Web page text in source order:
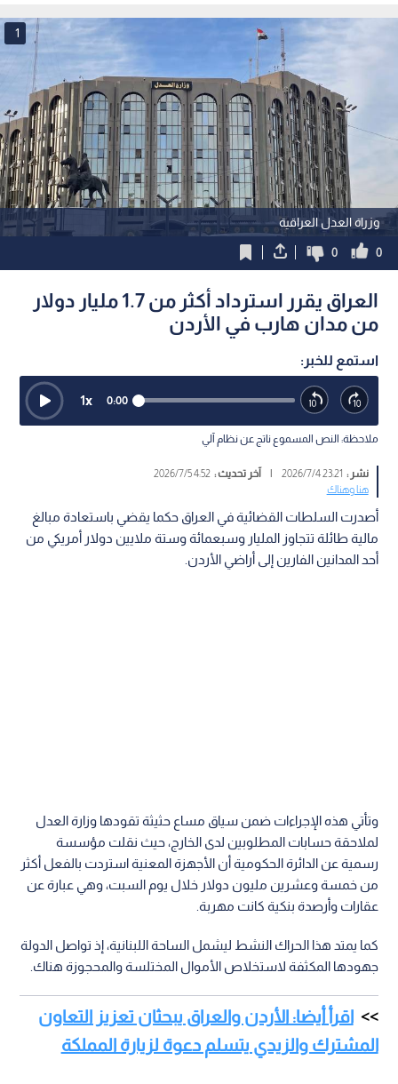
وزراة العدل العراقية
1
0
0
العراق يقرر استرداد أكثر من 1.7 مليار دولار
من مدان هارب في الأردن
استمع للخبر:
0:00
1x
ملاحظة: النص المسموع ناتج عن نظام آلي
نشر : 23:21 2026/7/4
| آخر تحديث :4:52 2026/7/5
هنا وهناك
أصدرت السلطات القضائية في العراق حكما يقضي باستعادة مبالغ
مالية طائلة تتجاوز المليار وسبعمائة وستة ملايين دولار أمريكي من
أحد المدانين الفارين إلى أراضي الأردن.
وتأتي هذه الإجراءات ضمن سياق مساع حثيثة تقودها وزارة العدل
لملاحقة حسابات المطلوبين لدى الخارج، حيث نقلت مؤسسة
رسمية عن الدائرة الحكومية أن الأجهزة المعنية استردت بالفعل أكثر
من خمسة وعشرين مليون دولار خلال يوم السبت، وهي عبارة عن
عقارات وأرصدة بنكية كانت مهربة.
كما يمتد هذا الحراك النشط ليشمل الساحة اللبنانية، إذ تواصل الدولة
جهودها المكثفة لاستخلاص الأموال المختلسة والمحجوزة هناك.
اقرأ أيضا: الأردن والعراق يبحثان تعزيز التعاون
المشترك والزيدي يتسلم دعوة لزيارة المملكة